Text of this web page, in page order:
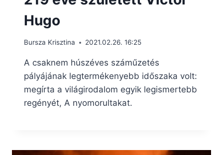
Hugo
Bursza Krisztina 2021.02.26. 16:25
A csaknem húszéves száműzetés
pályájának legtermékenyebb időszaka volt:
megírta a világirodalom egyik legismertebb
regényét, A nyomorultakat.